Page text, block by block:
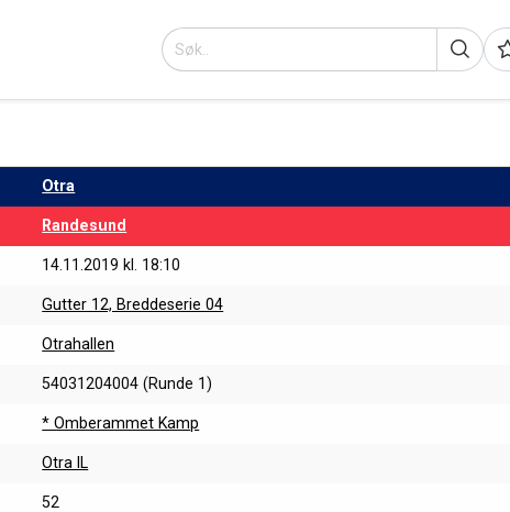
Otra
Randesund
14.11.2019 kl. 18:10
Gutter 12, Breddeserie 04
Otrahallen
54031204004 (Runde 1)
* Omberammet Kamp
Otra IL
52